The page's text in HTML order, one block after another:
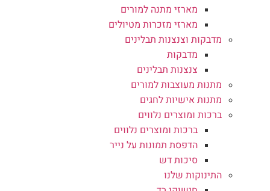
מארזי מתנה למורים
מארזי מזכרות מטיולים
מדבקות וצנצנות תבלינים
מדבקות
צנצנות תבלינים
מתנות מעוצבות למורים
מתנות אישיות לחגים
ברכות ומוצרים נלווים
ברכות ומוצרים נלווים
הדפסת תמונות על נייר
סיכות דש
התינוקות שלנו